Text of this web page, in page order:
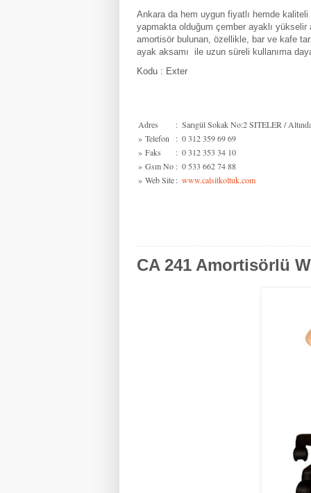
Ankara da hem uygun fiyatlı hemde
yapmakta olduğum çember ayaklı
amortisör bulunan, özellikle, bar ve kafe
ayak aksamı ile uzun süreli kullanıma
Kodu : Exter
Adres : Sarıgül Sokak No:2 SITELER /
» Telefon : 0 312 359 69 69
» Faks : 0 312 353 34 10
» Gsm No : 0 533 662 74 88
» Web Site: www.calsitkoltuk.com
CA 241 Amortisörlü